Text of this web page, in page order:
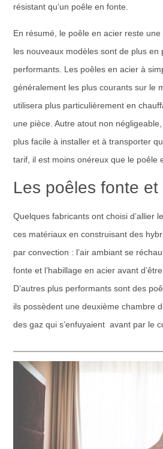
résistant qu’un poêle en fonte.
En résumé, le poêle en acier reste
les nouveaux modèles sont de plus en
performants. Les poêles en acier à
généralement les plus courants sur le
utilisera plus particulièrement en
une pièce. Autre atout non
plus facile à installer et à transporter
tarif, il est moins onéreux que le poêle
Les poêles fonte et
Quelques fabricants ont choisi d’allier
ces matériaux en construisant des
par convection : l’air ambiant se
fonte et l’habillage en acier avant
D’autres plus performants sont des
ils possèdent une deuxième chambre
des gaz qui s’enfuyaient avant par le